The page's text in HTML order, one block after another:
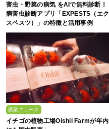
害虫・野菜の病気 をAIで無料診断！
病害虫診断アプリ「EXPESTS（エク
スペスツ）」の特徴と活用事例
農業ニュース
イチゴの植物工場Oishii Farmが年内